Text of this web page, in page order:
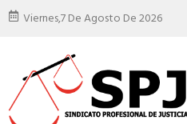
Viernes,7 De Agosto De 2026